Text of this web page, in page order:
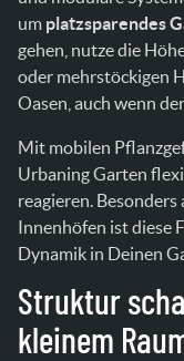
um platzsparendes
gehen, nutze die
oder mehrstöckigen
Oasen, auch wenn
Mit mobilen
Urbaning Garten
reagieren.
Innenhöfen ist diese
Dynamik in Deinen
Struktur
kleinem